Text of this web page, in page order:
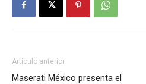
Artículo anterior
Maserati México presenta el